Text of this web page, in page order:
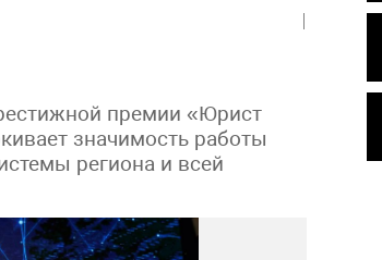
премии «Юрист
значимость работы
региона и всей